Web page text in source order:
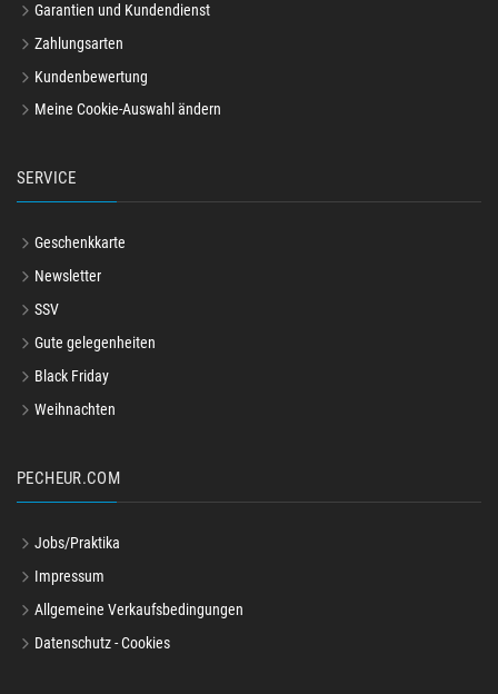
Garantien und Kundendienst
Zahlungsarten
Kundenbewertung
Meine Cookie-Auswahl ändern
SERVICE
Geschenkkarte
Newsletter
SSV
Gute gelegenheiten
Black Friday
Weihnachten
PECHEUR.COM
Jobs/Praktika
Impressum
Allgemeine Verkaufsbedingungen
Datenschutz - Cookies